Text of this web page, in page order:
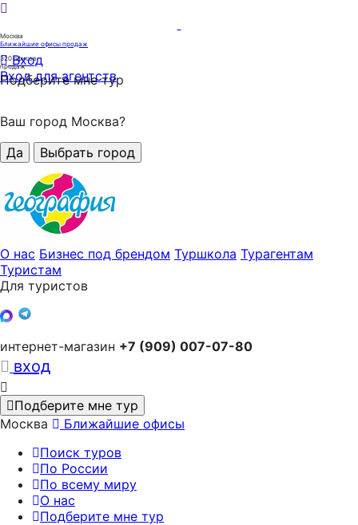
Москва
Ближайшие офисы продаж
320офисов
продаж
Вход
Вход для агентств
Подберите мне тур
Ваш город Москва?
Да
Выбрать город
О нас Бизнес под брендом Туршкола Турагентам
Туристам
Для туристов
интернет-магазин +7 (909) 007-07-80
вход
Подберите мне тур
Москва
Ближайшие офисы
Поиск туров
По России
По всему миру
О нас
Подберите мне тур